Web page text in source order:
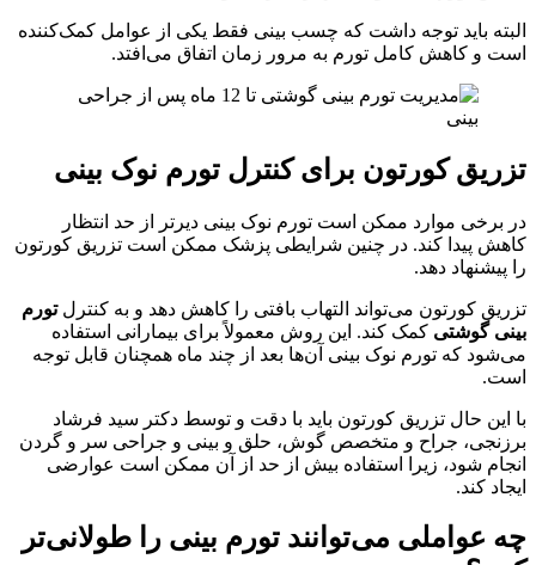
البته باید توجه داشت که چسب بینی فقط یکی از عوامل کمک‌کننده
است و کاهش کامل تورم به مرور زمان اتفاق می‌افتد.
تزریق کورتون برای کنترل تورم نوک بینی
در برخی موارد ممکن است تورم نوک بینی دیرتر از حد انتظار
کاهش پیدا کند. در چنین شرایطی پزشک ممکن است تزریق کورتون
را پیشنهاد دهد.
تزریق کورتون می‌تواند التهاب بافتی را کاهش دهد و به کنترلتورم
بینی گوشتی کمک کند. این روش معمولاً برای بیمارانی استفاده
می‌شود که تورم نوک بینی آن‌ها بعد از چند ماه همچنان قابل توجه
است.
با این حال تزریق کورتون باید با دقت و توسط دکتر سید فرشاد
برزنجی، جراح و متخصص گوش، حلق و بینی و جراحی سر و گردن
انجام شود، زیرا استفاده بیش از حد از آن ممکن است عوارضی
ایجاد کند.
چه عواملی می‌توانند تورم بینی را طولانی‌تر